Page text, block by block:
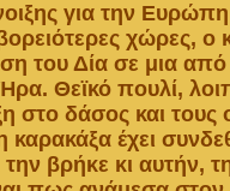
για την
χώρες, ο
του Δία σε μια από
Θεϊκό πουλί,
στο δάσος και τους
καρακάξα έχει
την βρήκε κι αυτήν,